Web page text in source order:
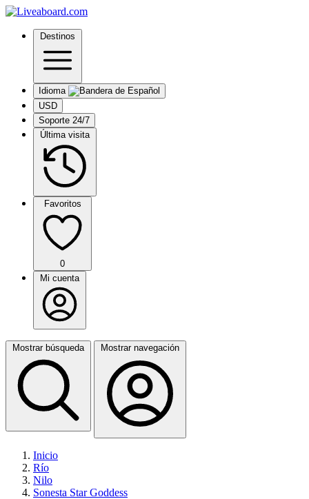
Destinos
Idioma
USD
Soporte 24/7
Última visita
Favoritos
0
Mi cuenta
Mostrar búsqueda Mostrar navegación
Inicio
Río
Nilo
Sonesta Star Goddess